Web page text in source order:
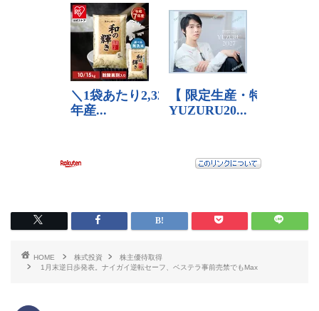
HOME 株式投資
株主優待取得
1月末逆日歩発表。ナイガイ逆転セーフ、ベステラ事前売禁でもMax